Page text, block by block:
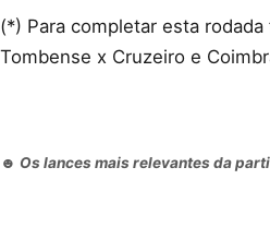
(*) Para completar esta
Tombense x Cruzeiro e
☻ Os lances mais relevantes da